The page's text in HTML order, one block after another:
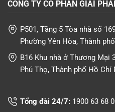
CÔNG TY CỔ PHẦN GIẢI
P501, Tầng 5 Tòa nhà số
Phường Yên Hòa, Thành
B16 Khu nhà ở Thương Mại
Phú Thọ, Thành phố Hồ Chí
Tổng đài 24/7: 1900 63 68